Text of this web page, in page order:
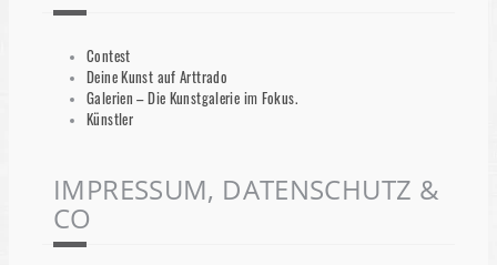
Contest
Deine Kunst auf Arttrado
Galerien – Die Kunstgalerie im Fokus.
Künstler
IMPRESSUM, DATENSCHUTZ &
CO